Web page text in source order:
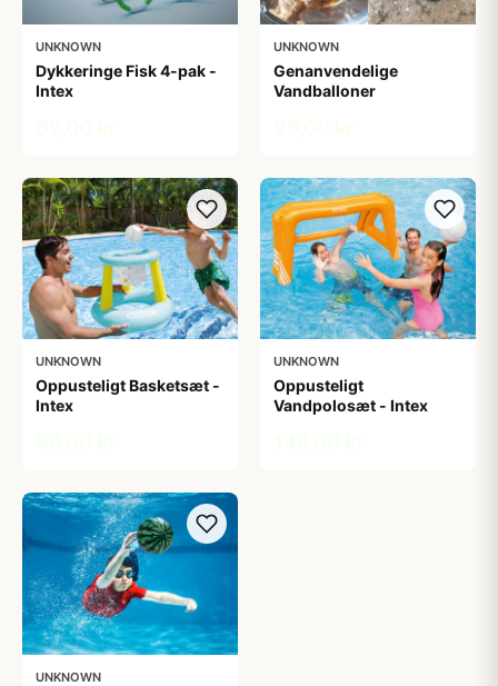
UNKNOWN
Dykkeringe Fisk 4-pak -
Intex
UNKNOWN
Genanvendelige
Vandballoner
UNKNOWN
Oppusteligt Basketsæt -
Intex
UNKNOWN
Oppusteligt
Vandpolosæt - Intex
UNKNOWN